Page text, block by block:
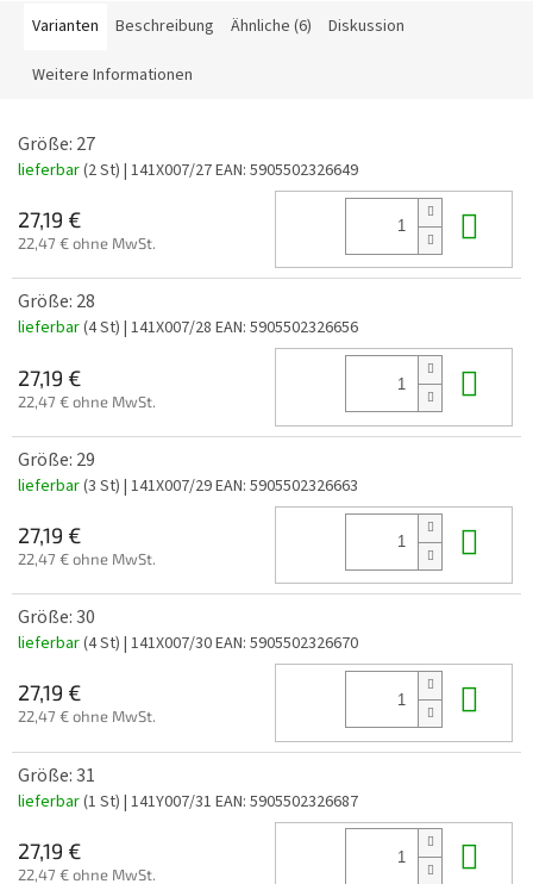
Varianten Beschreibung Ähnliche (6) Diskussion
Weitere Informationen
Größe: 27
lieferbar(2 St) | 141X007/27EAN: 5905502326649
27,19 €
22,47 € ohne MwSt.
Größe: 28
lieferbar(4 St) | 141X007/28 EAN: 5905502326656
27,19 €
22,47 € ohne MwSt.
Größe: 29
lieferbar(3 St) | 141X007/29EAN: 5905502326663
27,19 €
22,47 € ohne MwSt.
Größe: 30
lieferbar(4 St) | 141X007/30EAN: 5905502326670
27,19 €
22,47 € ohne MwSt.
Größe: 31
lieferbar(1 St) | 141Y007/31 EAN: 5905502326687
27,19 €
22,47 € ohne MwSt.